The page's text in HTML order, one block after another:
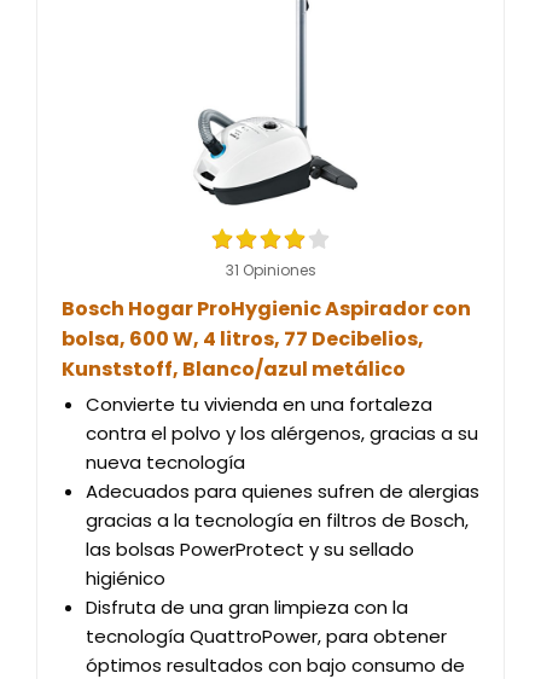
31 Opiniones
Bosch Hogar ProHygienic Aspirador con
bolsa, 600 W, 4 litros, 77 Decibelios,
Kunststoff, Blanco/azul metálico
Convierte tu vivienda en una fortaleza
contra el polvo y los alérgenos, gracias a su
nueva tecnología
Adecuados para quienes sufren de alergias
gracias a la tecnología en filtros de Bosch,
las bolsas PowerProtect y su sellado
higiénico
Disfruta de una gran limpieza con la
tecnología QuattroPower, para obtener
óptimos resultados con bajo consumo de